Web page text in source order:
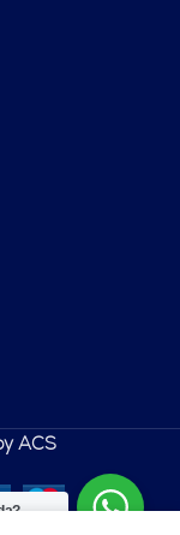
ACS